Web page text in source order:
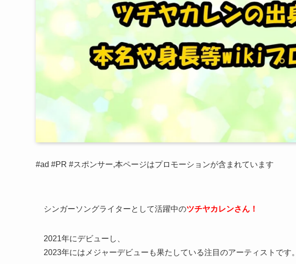
#ad #PR #スポンサー,本ページはプロモーションが含まれています
シンガーソングライターとして活躍中のツチヤカレンさん！
2021年にデビューし、
2023年にはメジャーデビューも果たしている注目のアーティストです。